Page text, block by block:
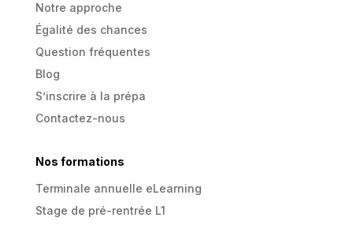
Notre approche
Égalité des chances
Question fréquentes
Blog
S’inscrire à la prépa
Contactez-nous
Nos formations
Terminale annuelle eLearning
Stage de pré-rentrée L1